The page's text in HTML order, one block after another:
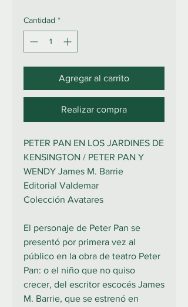
Cantidad *
Agregar al carrito
Realizar compra
PETER PAN EN LOS JARDINES DE
KENSINGTON / PETER PAN Y
WENDY James M. Barrie
Editorial Valdemar
Colección Avatares
El personaje de Peter Pan se
presentó por primera vez al
público en la obra de teatro Peter
Pan: o el niño que no quiso
crecer, del escritor escocés James
M. Barrie, que se estrenó en